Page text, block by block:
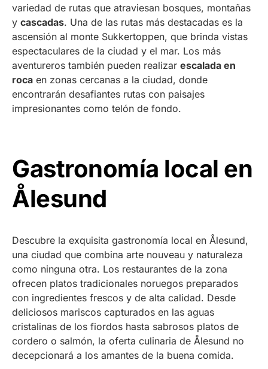
variedad de rutas que atraviesan bosques, montañas
y cascadas. Una de las rutas más destacadas es la
ascensión al monte Sukkertoppen, que brinda vistas
espectaculares de la ciudad y el mar. Los más
aventureros también pueden realizar escalada en
roca en zonas cercanas a la ciudad, donde
encontrarán desafiantes rutas con paisajes
impresionantes como telón de fondo.
Gastronomía local en
Ålesund
Descubre la exquisita gastronomía local en Ålesund,
una ciudad que combina arte nouveau y naturaleza
como ninguna otra. Los restaurantes de la zona
ofrecen platos tradicionales noruegos preparados
con ingredientes frescos y de alta calidad. Desde
deliciosos mariscos capturados en las aguas
cristalinas de los fiordos hasta sabrosos platos de
cordero o salmón, la oferta culinaria de Ålesund no
decepcionará a los amantes de la buena comida.